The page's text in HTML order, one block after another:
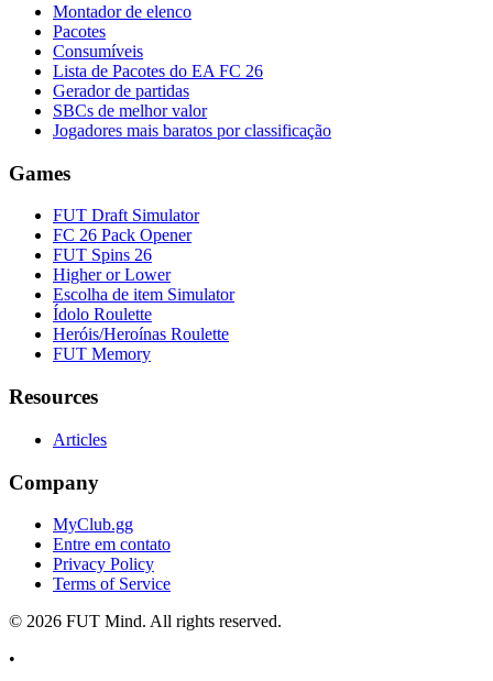
Montador de elenco
Pacotes
Consumíveis
Lista de Pacotes do EA FC 26
Gerador de partidas
SBCs de melhor valor
Jogadores mais baratos por classificação
Games
FUT Draft Simulator
FC 26 Pack Opener
FUT Spins 26
Higher or Lower
Escolha de item Simulator
Ídolo Roulette
Heróis/Heroínas Roulette
FUT Memory
Resources
Articles
Company
MyClub.gg
Entre em contato
Privacy Policy
Terms of Service
© 2026 FUT Mind. All rights reserved.
•